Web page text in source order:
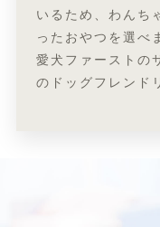
いるため、わんち
ったおやつを選べ
愛犬ファーストの
のドッグフレンド